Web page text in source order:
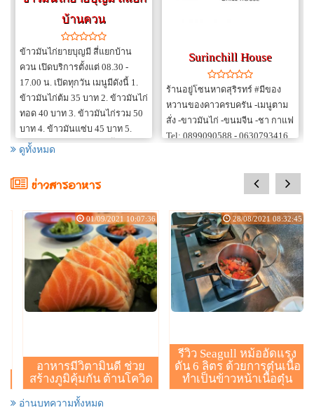
เครื่องดื่มที่มี
แอลกอฮอล์)
ราคา : ฿260
ขนาด : (กลม)
สั่งอาหาร
ราคา :฿250
ขนาด : (แบน)
...
สั่งอาหาร
กุ้งแช่น้ำปลา
อาหารทั่วไป/ยำ, พล่า)
ราคา :
฿99
ขนาด : (จาน)
ยำมาม่า
อาหารทั่วไป/ ยำ, พล่า)
ราคา :฿49
ขนาด : (จาน)
บ้านควน
ข้าวมันไก่ยายบุญมี สี่แยกบ้าน
ควน เปิดบริการตั้งแต่ 08.30 -
17.00 น. เปิดทุกวัน เมนูมีดังนี้ 1.
ข้าวมันไก่ต้ม 35 บาท 2. ข้าวมันไก่
ทอด 40 บาท 3. ข้าวมันไก่รวม 50
บาท 4. ข้าวมันแซ่บ 45 บาท 5.
ข้าวมันไก่เปล่า 15 บาท ตั้งอยู่ตรง
Surinchill House
ร้านอยู่โซนหาดสุริรทร์ #มีของ
หวานของคาวครบครัน -เมนูตาม
สั่ง -ขาวมันไก่ -ขนมจีน -ชา กาแฟ
Tel: 0899090588 - 0630793416
ดูทั้งหมด
ข่าวสารอาหาร
อาหารมีวิตามินดี ช่วย
สร้างภูมิคุ้มกัน ต้านโควิด
01/09/2021 10:07:36
รีวิว Seagull หม้ออัดแรง
ดัน 6 ลิตร ด้วยการตุ๋นเนื้อ
ทำเป็นข้าวหน้าเนื้อตุ๋น
28/08/2021 08:32:45
prev next
อ่านบทความทั้งหมด